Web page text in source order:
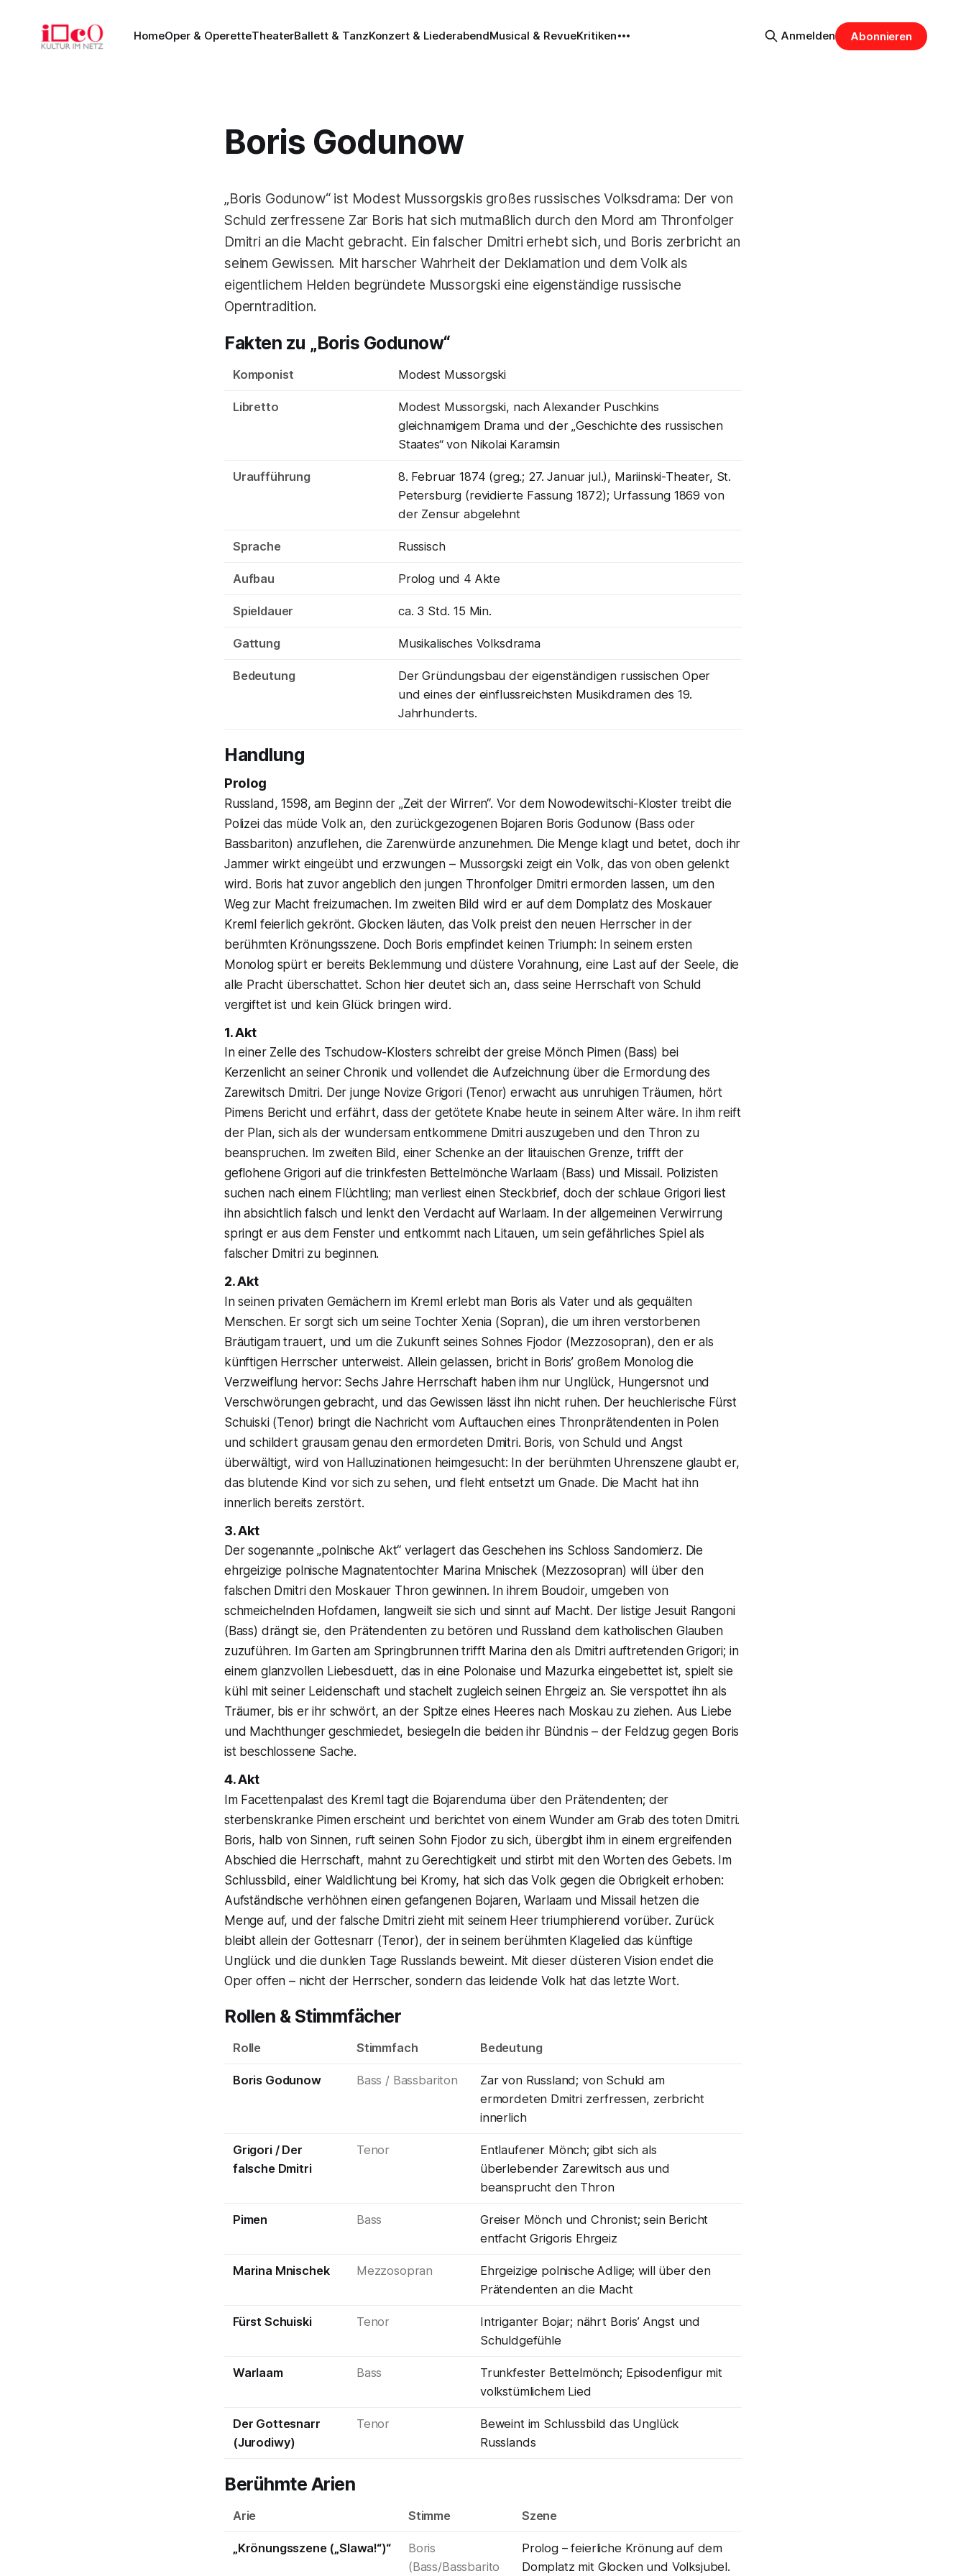
HomeOper & OperetteTheaterBallett & TanzKonzert & LiederabendMusical & RevueKritiken Anmelden Abonnieren
Boris Godunow
„Boris Godunow“ ist Modest Mussorgskis großes russisches Volksdrama: Der von
Schuld zerfressene Zar Boris hat sich mutmaßlich durch den Mord am Thronfolger
Dmitri an die Macht gebracht. Ein falscher Dmitri erhebt sich, und Boris zerbricht an
seinem Gewissen. Mit harscher Wahrheit der Deklamation und dem Volk als
eigentlichem Helden begründete Mussorgski eine eigenständige russische
Operntradition.
Fakten zu „Boris Godunow“
Komponist Modest Mussorgski
Libretto
Modest Mussorgski, nach Alexander Puschkins
gleichnamigem Drama und der „Geschichte des russischen
Staates“ von Nikolai Karamsin
Uraufführung
8. Februar 1874 (greg.; 27. Januar jul.), Mariinski-Theater, St.
Petersburg (revidierte Fassung 1872); Urfassung 1869 von
der Zensur abgelehnt
Sprache Russisch
Aufbau Prolog und 4 Akte
Spieldauer ca. 3 Std. 15 Min.
Gattung Musikalisches Volksdrama
Bedeutung
Der Gründungsbau der eigenständigen russischen Oper
und eines der einflussreichsten Musikdramen des 19.
Jahrhunderts.
Handlung
Prolog
Russland, 1598, am Beginn der „Zeit der Wirren“. Vor dem Nowodewitschi-Kloster treibt die
Polizei das müde Volk an, den zurückgezogenen Bojaren Boris Godunow (Bass oder
Bassbariton) anzuflehen, die Zarenwürde anzunehmen. Die Menge klagt und betet, doch ihr
Jammer wirkt eingeübt und erzwungen – Mussorgski zeigt ein Volk, das von oben gelenkt
wird. Boris hat zuvor angeblich den jungen Thronfolger Dmitri ermorden lassen, um den
Weg zur Macht freizumachen. Im zweiten Bild wird er auf dem Domplatz des Moskauer
Kreml feierlich gekrönt. Glocken läuten, das Volk preist den neuen Herrscher in der
berühmten Krönungsszene. Doch Boris empfindet keinen Triumph: In seinem ersten
Monolog spürt er bereits Beklemmung und düstere Vorahnung, eine Last auf der Seele, die
alle Pracht überschattet. Schon hier deutet sich an, dass seine Herrschaft von Schuld
vergiftet ist und kein Glück bringen wird.
1. Akt
In einer Zelle des Tschudow-Klosters schreibt der greise Mönch Pimen (Bass) bei
Kerzenlicht an seiner Chronik und vollendet die Aufzeichnung über die Ermordung des
Zarewitsch Dmitri. Der junge Novize Grigori (Tenor) erwacht aus unruhigen Träumen, hört
Pimens Bericht und erfährt, dass der getötete Knabe heute in seinem Alter wäre. In ihm reift
der Plan, sich als der wundersam entkommene Dmitri auszugeben und den Thron zu
beanspruchen. Im zweiten Bild, einer Schenke an der litauischen Grenze, trifft der
geflohene Grigori auf die trinkfesten Bettelmönche Warlaam (Bass) und Missail. Polizisten
suchen nach einem Flüchtling; man verliest einen Steckbrief, doch der schlaue Grigori liest
ihn absichtlich falsch und lenkt den Verdacht auf Warlaam. In der allgemeinen Verwirrung
springt er aus dem Fenster und entkommt nach Litauen, um sein gefährliches Spiel als
falscher Dmitri zu beginnen.
2. Akt
In seinen privaten Gemächern im Kreml erlebt man Boris als Vater und als gequälten
Menschen. Er sorgt sich um seine Tochter Xenia (Sopran), die um ihren verstorbenen
Bräutigam trauert, und um die Zukunft seines Sohnes Fjodor (Mezzosopran), den er als
künftigen Herrscher unterweist. Allein gelassen, bricht in Boris’ großem Monolog die
Verzweiflung hervor: Sechs Jahre Herrschaft haben ihm nur Unglück, Hungersnot und
Verschwörungen gebracht, und das Gewissen lässt ihn nicht ruhen. Der heuchlerische Fürst
Schuiski (Tenor) bringt die Nachricht vom Auftauchen eines Thronprätendenten in Polen
und schildert grausam genau den ermordeten Dmitri. Boris, von Schuld und Angst
überwältigt, wird von Halluzinationen heimgesucht: In der berühmten Uhrenszene glaubt er,
das blutende Kind vor sich zu sehen, und fleht entsetzt um Gnade. Die Macht hat ihn
innerlich bereits zerstört.
3. Akt
Der sogenannte „polnische Akt“ verlagert das Geschehen ins Schloss Sandomierz. Die
ehrgeizige polnische Magnatentochter Marina Mnischek (Mezzosopran) will über den
falschen Dmitri den Moskauer Thron gewinnen. In ihrem Boudoir, umgeben von
schmeichelnden Hofdamen, langweilt sie sich und sinnt auf Macht. Der listige Jesuit Rangoni
(Bass) drängt sie, den Prätendenten zu betören und Russland dem katholischen Glauben
zuzuführen. Im Garten am Springbrunnen trifft Marina den als Dmitri auftretenden Grigori; in
einem glanzvollen Liebesduett, das in eine Polonaise und Mazurka eingebettet ist, spielt sie
kühl mit seiner Leidenschaft und stachelt zugleich seinen Ehrgeiz an. Sie verspottet ihn als
Träumer, bis er ihr schwört, an der Spitze eines Heeres nach Moskau zu ziehen. Aus Liebe
und Machthunger geschmiedet, besiegeln die beiden ihr Bündnis – der Feldzug gegen Boris
ist beschlossene Sache.
4. Akt
Im Facettenpalast des Kreml tagt die Bojarenduma über den Prätendenten; der
sterbenskranke Pimen erscheint und berichtet von einem Wunder am Grab des toten Dmitri.
Boris, halb von Sinnen, ruft seinen Sohn Fjodor zu sich, übergibt ihm in einem ergreifenden
Abschied die Herrschaft, mahnt zu Gerechtigkeit und stirbt mit den Worten des Gebets. Im
Schlussbild, einer Waldlichtung bei Kromy, hat sich das Volk gegen die Obrigkeit erhoben:
Aufständische verhöhnen einen gefangenen Bojaren, Warlaam und Missail hetzen die
Menge auf, und der falsche Dmitri zieht mit seinem Heer triumphierend vorüber. Zurück
bleibt allein der Gottesnarr (Tenor), der in seinem berühmten Klagelied das künftige
Unglück und die dunklen Tage Russlands beweint. Mit dieser düsteren Vision endet die
Oper offen – nicht der Herrscher, sondern das leidende Volk hat das letzte Wort.
Rollen & Stimmfächer
Rolle Stimmfach Bedeutung
Boris Godunow Bass / Bassbariton
Zar von Russland; von Schuld am
ermordeten Dmitri zerfressen, zerbricht
innerlich
Grigori / Der
falsche Dmitri
Tenor
Entlaufener Mönch; gibt sich als
überlebender Zarewitsch aus und
beansprucht den Thron
Pimen Bass
Greiser Mönch und Chronist; sein Bericht
entfacht Grigoris Ehrgeiz
Marina Mnischek Mezzosopran
Ehrgeizige polnische Adlige; will über den
Prätendenten an die Macht
Fürst Schuiski Tenor
Intriganter Bojar; nährt Boris’ Angst und
Schuldgefühle
Warlaam Bass
Trunkfester Bettelmönch; Episodenfigur mit
volkstümlichem Lied
Der Gottesnarr
(Jurodiwy)
Tenor
Beweint im Schlussbild das Unglück
Russlands
Berühmte Arien
Arie Stimme Szene
„Krönungsszene („Slawa!“)“
Boris
(Bass/Bassbarito
Prolog – feierliche Krönung auf dem
Domplatz mit Glocken und Volksjubel.